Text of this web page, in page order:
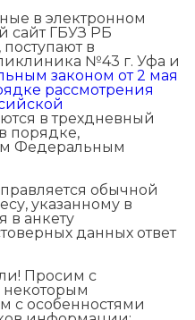
в электронном
сайт ГБУЗ РБ
в
№43 г. Уфа и
законом от 2 мая
рассмотрения
в трехдневный
порядке,
Федеральным
обычной
указанному в
в анкету
данных ответ
Просим с
некоторым
с особенностями